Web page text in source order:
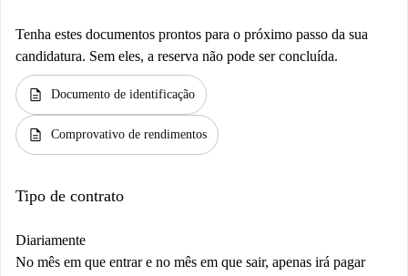
Tenha estes documentos prontos para o próximo passo da sua
candidatura. Sem eles, a reserva não pode ser concluída.
description Documento de identificação
description Comprovativo de rendimentos
Tipo de contrato
Diariamente
No mês em que entrar e no mês em que sair, apenas irá pagar